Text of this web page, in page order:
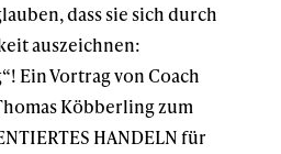
dass sie sich durch
auszeichnen:
Ein Vortrag von Coach
Köbberling zum
HANDELN für